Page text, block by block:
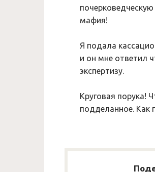
мафия!
Я подала
и он мне ответил
экспертизу.
Круговая порука!
подделанное. Как